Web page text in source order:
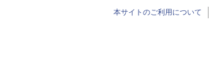
本サイトのご利用について